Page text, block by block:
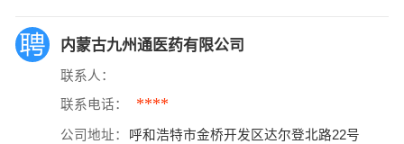
内蒙古九州通医药有限公司
联系人：
联系电话： ****
公司地址： 呼和浩特市金桥开发区达尔登北路22号